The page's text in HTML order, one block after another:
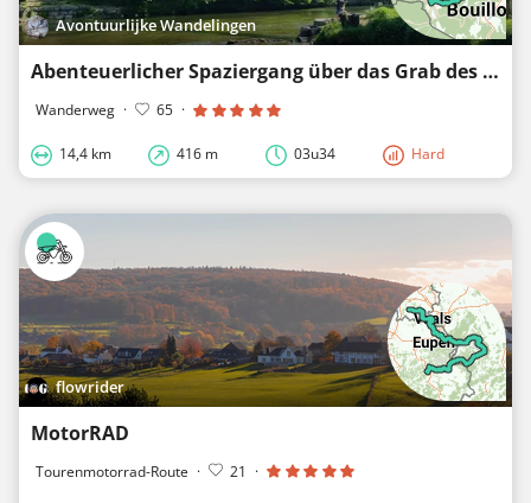
Avontuurlijke Wandelingen
Abenteuerlicher Spaziergang über das Grab des Riesen, eine Hängebrücke, die Semois, Felsen und Auss
Wanderweg · 65 ·
14,4 km 416 m 03u34 Hard
flowrider
MotorRAD
Tourenmotorrad-Route · 21 ·